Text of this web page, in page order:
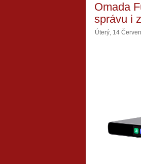
Omada
správu i
Úterý, 14